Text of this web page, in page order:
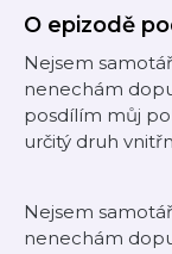
O epizodě
Nejsem
nenechám
posdílím můj
určitý druh
Nejsem
nenechám